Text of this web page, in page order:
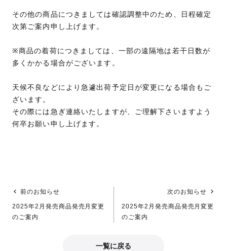
その他の商品につきましては確認調整中のため、日程確定
次第ご案内申し上げます。
※商品の着荷につきましては、一部の遠隔地は若干日数が
多くかかる場合がございます。
天候不良などにより急遽出荷予定日が変更になる場合もご
ざいます。
その際には急ぎ連絡いたしますが、ご理解下さいますよう
何卒お願い申し上げます。
前のお知らせ
2025年2月発売商品発売月変更
のご案内
次のお知らせ
2025年2月発売商品発売月変更
のご案内
一覧に戻る